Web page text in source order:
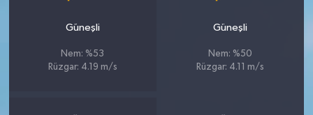
Güneşli
Nem: %53
Rüzgar: 4.19 m/s
Güneşli
Nem: %50
Rüzgar: 4.11 m/s